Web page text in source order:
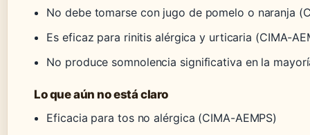
No debe tomarse con jugo de pomelo o naranja
Es eficaz para rinitis alérgica y urticaria (CIMA-
No produce somnolencia significativa en la
Lo que aún no está claro
Eficacia para tos no alérgica (CIMA-AEMPS)